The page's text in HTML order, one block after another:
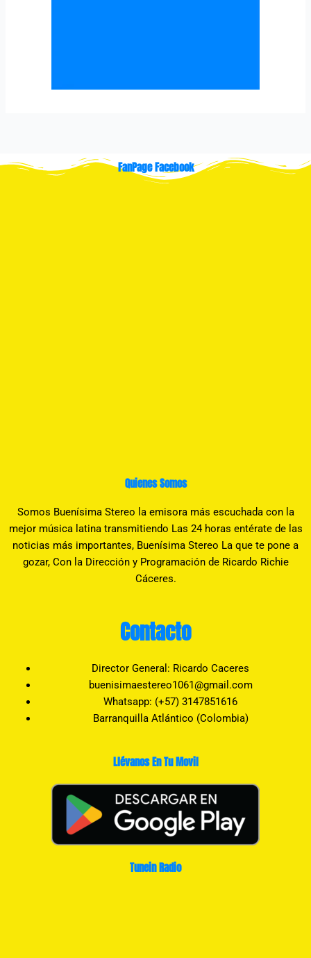
FanPage Facebook
Quienes Somos
Somos Buenísima Stereo la emisora más escuchada con la
mejor música latina transmitiendo Las 24 horas entérate de las
noticias más importantes, Buenísima Stereo La que te pone a
gozar, Con la Dirección y Programación de Ricardo Richie
Cáceres.
Contacto
Director General: Ricardo Caceres
buenisimaestereo1061@gmail.com
Whatsapp: (+57) 3147851616
Barranquilla Atlántico (Colombia)
Llévanos En Tu Movil
Tunein Radio